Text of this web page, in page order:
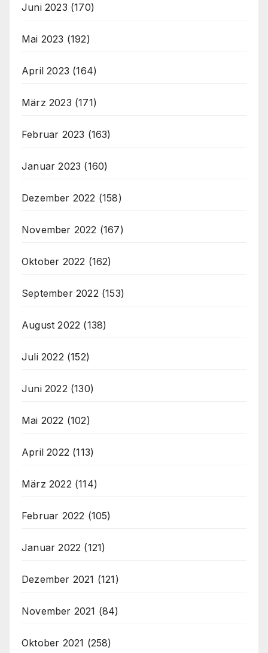
Juni 2023 (170)
Mai 2023 (192)
April 2023 (164)
März 2023 (171)
Februar 2023 (163)
Januar 2023 (160)
Dezember 2022 (158)
November 2022 (167)
Oktober 2022 (162)
September 2022 (153)
August 2022 (138)
Juli 2022 (152)
Juni 2022 (130)
Mai 2022 (102)
April 2022 (113)
März 2022 (114)
Februar 2022 (105)
Januar 2022 (121)
Dezember 2021 (121)
November 2021 (84)
Oktober 2021 (258)